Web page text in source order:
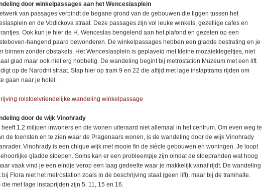
door winkelpassages aan het Wenceslasplein
van passages verbindt de begane grond van de gebouwen die liggen tussen het
en de Vodickova straat. Deze passages zijn vol leuke winkels, gezellige cafes en
Ook kun je hier de H. Wenceslas bengelend aan het plafond en gezeten op een
hangend paard bewonderen. De winkelpassages hebben een gladde bestrating en je
binnen zonder obstakels. Het Wenceslasplein is geplaveid met kleine mozaiektegeltjes, niet
glad maar ook niet erg hobbelig. De wandeling begint bij metrostation Muzeum met een lift
op de Narodni straat. Stap hier op tram 9 en 22 die altijd met lage instaptrams rijden om
gaan naar je hotel.
rolstoelvriendelijke wandeling winkelpassage
door de wijk Vinohrady
heeft 1,2 miljoen inwoners en die wonen uiteraard niet allemaal in het centrum. Om even weg te
de toeristen en te zien waar de Pragenaars wonen, is de wandeling door de wijk Vinohrady
Vinohrady is een chique wijk met mooie fin de siècle gebouwen en woningen. Je loopt
gladde stoepen. Soms kan er een probleempje zijn omdat de stoepranden wat hoog
vaak vind je een eindje verop een laag gedeelte waar je makkelijk vanaf rijdt. De wandeling
bij Flora niet het metrostation zoals in de beschrijving staat (geen lift), maar bij de tramhalte.
die met lage instaprijden zijn 5, 11, 15 en 16.